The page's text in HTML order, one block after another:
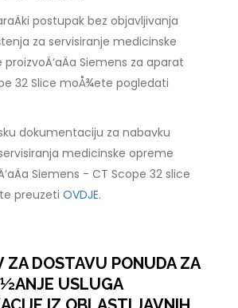
postupak bez objavljivanja
za servisiranje medicinske
Siemens za aparat
32 Slice moÅ¾ete pogledati
dokumentaciju za nabavku
medicinske opreme
Siemens - CT Scope 32 slice
preuzetiOVDJE.
ZA DOSTAVU PONUDA ZA
USLUGA